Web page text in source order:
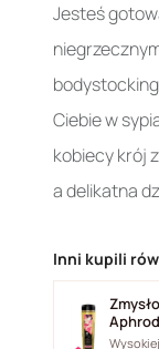
Jesteś
Ciebie w
kobiecy krój
a delikatna
Inni kupili